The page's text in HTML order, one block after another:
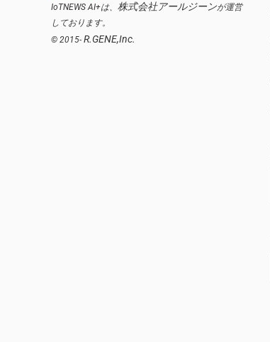
IoTNEWS AI+は、 株式会社アールジーンが運営
しております。
© 2015- R.GENE,Inc.